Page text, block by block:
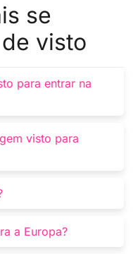
se
visto
para entrar na
fora da
requisitos
visto para
Unido exigem
Schengen, não
por 26 países
180 dias.
a Europa?